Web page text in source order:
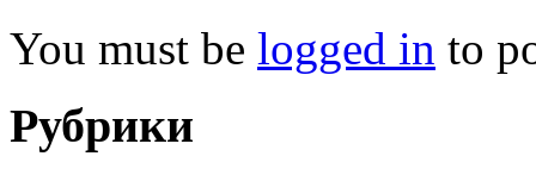
You must be logged in to
Рубрики